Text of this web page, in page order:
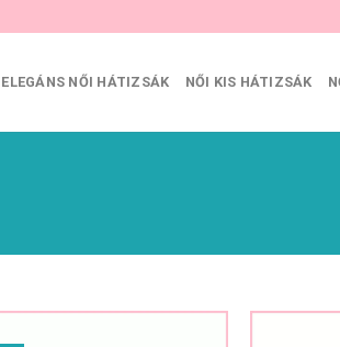
ELEGÁNS NŐI HÁTIZSÁK NŐI KIS HÁTIZSÁK